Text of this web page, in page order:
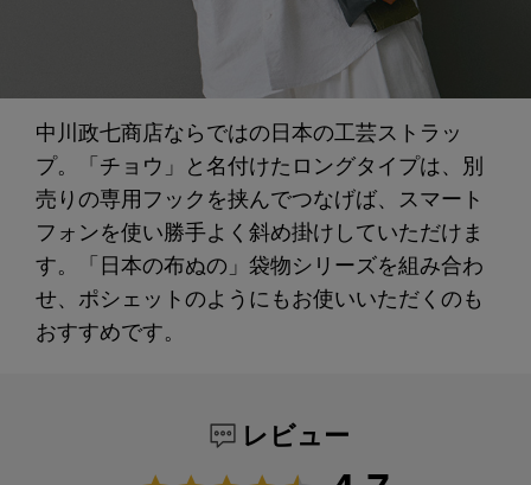
中川政七商店ならではの日本の工芸ストラッ
プ。「チョウ」と名付けたロングタイプは、別
売りの専用フックを挟んでつなげば、スマート
フォンを使い勝手よく斜め掛けしていただけま
す。「日本の布ぬの」袋物シリーズを組み合わ
せ、ポシェットのようにもお使いいただくのも
おすすめです。
レビュー